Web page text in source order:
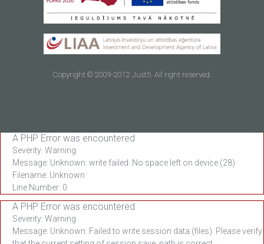
Copyright © 2009-2012 Just5. All right reserved.
A PHP Error was encountered
Severity: Warning
Message: Unknown: write failed: No space left on device (28)
Filename: Unknown
Line Number: 0
A PHP Error was encountered
Severity: Warning
Message: Unknown: Failed to write session data (files). Please verify